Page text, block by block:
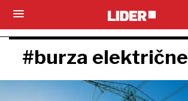
#burza električne